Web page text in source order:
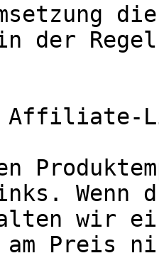
der
Affiliate-
Wenn
wir
Preis